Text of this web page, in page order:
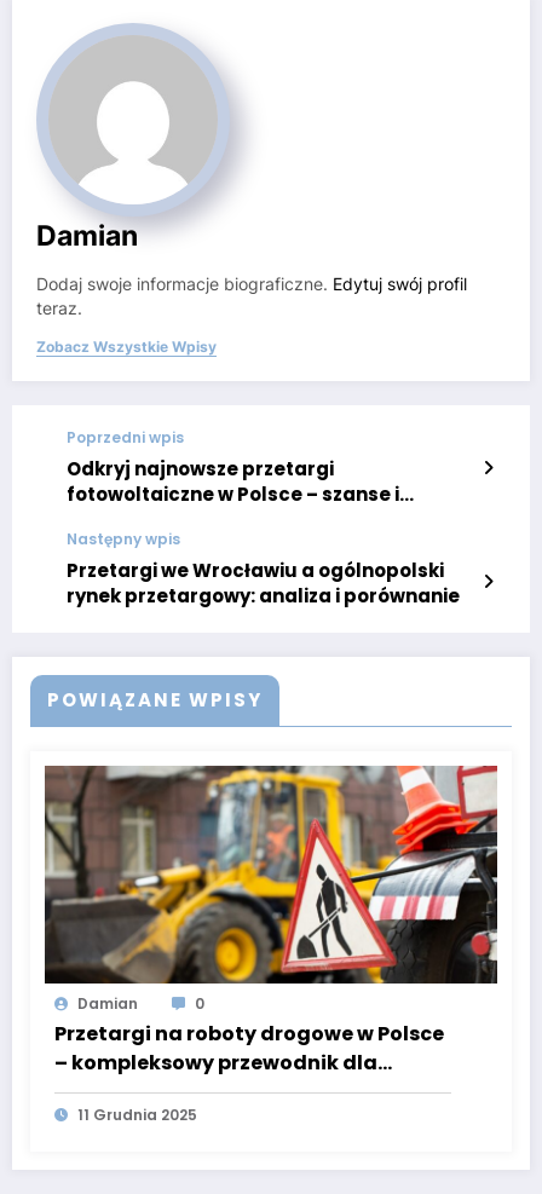
Damian
Dodaj swoje informacje biograficzne. Edytuj swój profil
teraz.
Zobacz Wszystkie Wpisy
Poprzedni wpis
Odkryj najnowsze przetargi
fotowoltaiczne w Polsce – szanse i
Następny wpis
Przetargi we Wrocławiu a ogólnopolski
rynek przetargowy: analiza i porównanie
POWIĄZANE WPISY
Damian 0
Przetargi na roboty drogowe w Polsce
– kompleksowy przewodnik dla
przedsiębiorców
11 Grudnia 2025